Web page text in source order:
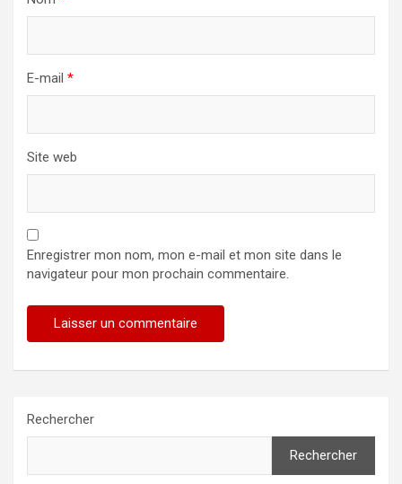
E-mail *
Site web
Enregistrer mon nom, mon e-mail et mon site dans le
navigateur pour mon prochain commentaire.
Rechercher
Rechercher